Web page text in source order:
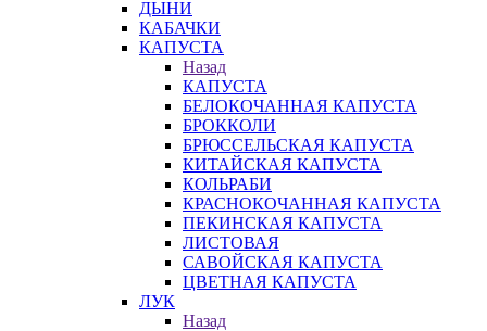
ДЫНИ
КАБАЧКИ
КАПУСТА
Назад
КАПУСТА
БЕЛОКОЧАННАЯ КАПУСТА
БРОККОЛИ
БРЮССЕЛЬСКАЯ КАПУСТА
КИТАЙСКАЯ КАПУСТА
КОЛЬРАБИ
КРАСНОКОЧАННАЯ КАПУСТА
ПЕКИНСКАЯ КАПУСТА
ЛИСТОВАЯ
САВОЙСКАЯ КАПУСТА
ЦВЕТНАЯ КАПУСТА
ЛУК
Назад